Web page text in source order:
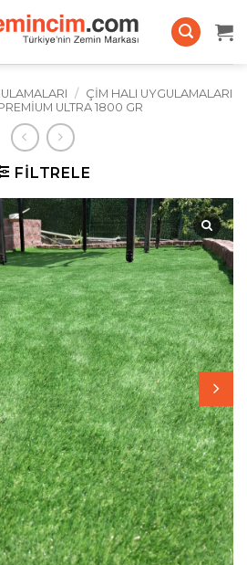
/
ÇIM HALI UYGULAMALARI
ULTRA 1800 GR
FILTRELE